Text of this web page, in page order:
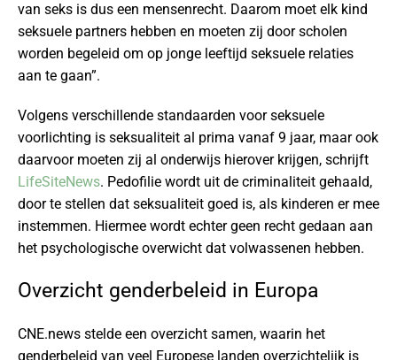
van seks is dus een mensenrecht. Daarom moet elk kind
seksuele partners hebben en moeten zij door scholen
worden begeleid om op jonge leeftijd seksuele relaties
aan te gaan”.
Volgens verschillende standaarden voor seksuele
voorlichting is seksualiteit al prima vanaf 9 jaar, maar ook
daarvoor moeten zij al onderwijs hierover krijgen, schrijft
LifeSiteNews. Pedofilie wordt uit de criminaliteit gehaald,
door te stellen dat seksualiteit goed is, als kinderen er mee
instemmen. Hiermee wordt echter geen recht gedaan aan
het psychologische overwicht dat volwassenen hebben.
Overzicht genderbeleid in Europa
CNE.news stelde een overzicht samen, waarin het
genderbeleid van veel Europese landen overzichtelijk is